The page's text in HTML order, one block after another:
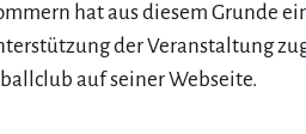
hat aus diesem Grunde
der Veranstaltung
auf seiner Webseite.